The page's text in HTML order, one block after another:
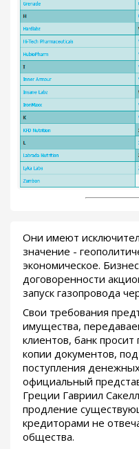
Они имеют
значение -
экономическое.
договоренности
запуск газопровода
Свои требования
имущества,
клиентов, банк
копии документов,
поступления
официальный
Греции Гавриил
продление
кредиторами не
общества.